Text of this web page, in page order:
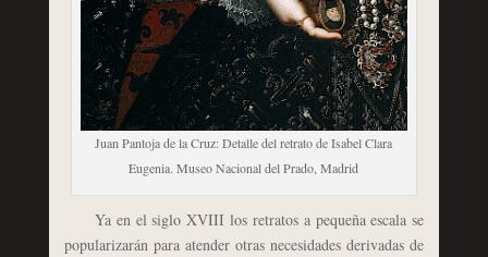
Juan Pantoja de la Cruz: Detalle del retrato de Isabel Clara
Eugenia. Museo Nacional del Prado, Madrid
Ya en el siglo XVIII los retratos a pequeña escala se
popularizarán para atender otras necesidades derivadas de